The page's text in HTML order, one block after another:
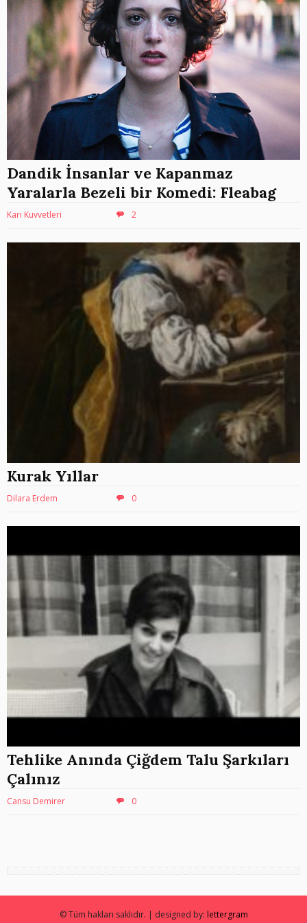
Dandik İnsanlar ve Kapanmaz
Yaralarla Bezeli bir Komedi: Fleabag
Karı Kuvvetleri 2
Kurak Yıllar
Dilara Erdem 0
Tehlike Anında Çiğdem Talu Şarkıları
Çalınız
Cansu Demirer 0
© Tüm hakları saklıdır. | designed by: lettergram